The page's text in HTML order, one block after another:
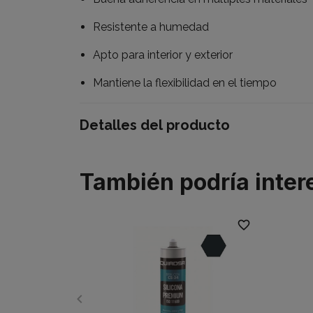
Resistente a humedad
Apto para interior y exterior
Mantiene la flexibilidad en el tiempo
Detalles del producto
También podría
favorite_border